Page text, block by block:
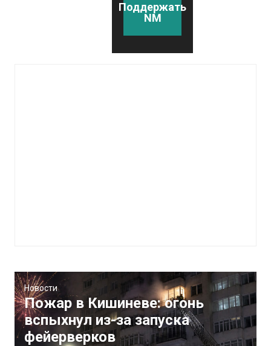
Поддержать
NM
Новости
Пожар в Кишиневе: огонь
вспыхнул из-за запуска
фейерверков